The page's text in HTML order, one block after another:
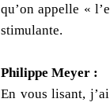
qu’on appelle «
stimulante.
Philippe Meyer :
En vous lisant,